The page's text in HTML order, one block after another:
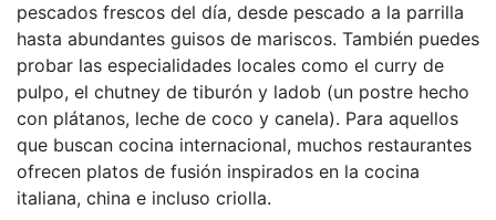
pescados frescos del día, desde pescado a la parrilla
hasta abundantes guisos de mariscos. También puedes
probar las especialidades locales como el curry de
pulpo, el chutney de tiburón y ladob (un postre hecho
con plátanos, leche de coco y canela). Para aquellos
que buscan cocina internacional, muchos restaurantes
ofrecen platos de fusión inspirados en la cocina
italiana, china e incluso criolla.